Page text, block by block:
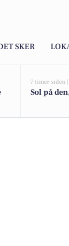
SKER
7 timer siden |
Sol på
er til salg i